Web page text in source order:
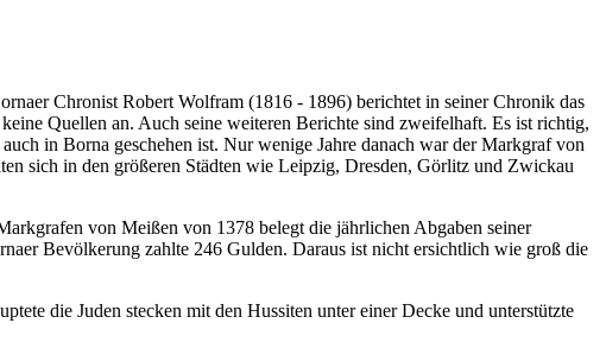
Chronist Robert Wolfram (1816 - 1896) berichtet in seiner Chronik das
Quellen an. Auch seine weiteren Berichte sind zweifelhaft. Es ist richtig,
in Borna geschehen ist. Nur wenige Jahre danach war der Markgraf von
sich in den größeren Städten wie Leipzig, Dresden, Görlitz und Zwickau
von Meißen von 1378 belegt die jährlichen Abgaben seiner
Bevölkerung zahlte 246 Gulden. Daraus ist nicht ersichtlich wie groß die
die Juden stecken mit den Hussiten unter einer Decke und unterstützte